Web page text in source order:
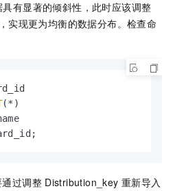
有显著的倾斜性，此时应该调整
实现更为均衡的数据分布。检查命
(*
过调整 Distribution_key 重新导入